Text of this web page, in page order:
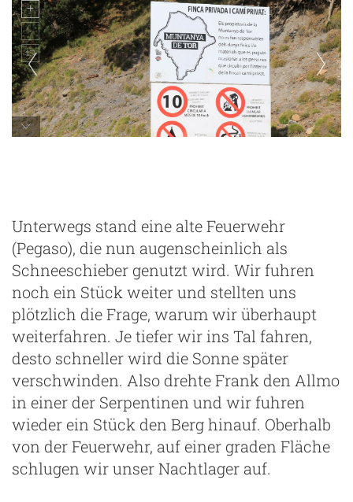
Unterwegs stand eine alte Feuerwehr
(Pegaso), die nun augenscheinlich als
Schneeschieber genutzt wird. Wir fuhren
noch ein Stück weiter und stellten uns
plötzlich die Frage, warum wir überhaupt
weiterfahren. Je tiefer wir ins Tal fahren,
desto schneller wird die Sonne später
verschwinden. Also drehte Frank den Allmo
in einer der Serpentinen und wir fuhren
wieder ein Stück den Berg hinauf. Oberhalb
von der Feuerwehr, auf einer graden Fläche
schlugen wir unser Nachtlager auf.